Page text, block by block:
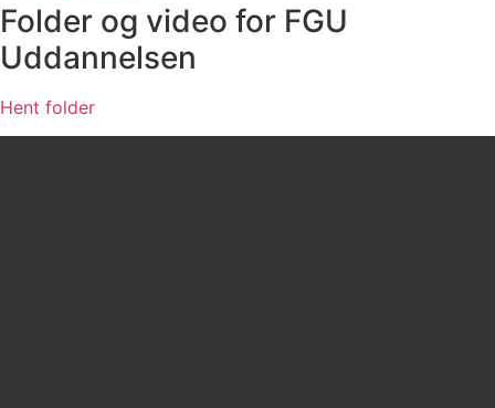
Folder og video for FGU
Uddannelsen
Hent folder